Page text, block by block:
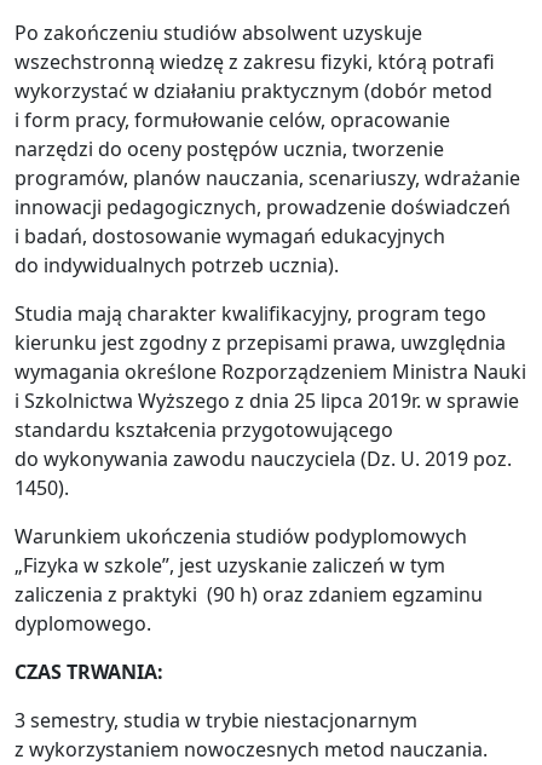
Po zakończeniu studiów absolwent uzyskuje
wszechstronną wiedzę z zakresu fizyki, którą potrafi
wykorzystać w działaniu praktycznym (dobór metod
i form pracy, formułowanie celów, opracowanie
narzędzi do oceny postępów ucznia, tworzenie
programów, planów nauczania, scenariuszy, wdrażanie
innowacji pedagogicznych, prowadzenie doświadczeń
i badań, dostosowanie wymagań edukacyjnych
do indywidualnych potrzeb ucznia).
Studia mają charakter kwalifikacyjny, program tego
kierunku jest zgodny z przepisami prawa, uwzględnia
wymagania określone Rozporządzeniem Ministra Nauki
i Szkolnictwa Wyższego z dnia 25 lipca 2019r. w sprawie
standardu kształcenia przygotowującego
do wykonywania zawodu nauczyciela (Dz. U. 2019 poz.
1450).
Warunkiem ukończenia studiów podyplomowych
„Fizyka w szkole”, jest uzyskanie zaliczeń w tym
zaliczenia z praktyki (90 h) oraz zdaniem egzaminu
dyplomowego.
CZAS TRWANIA:
3 semestry, studia w trybie niestacjonarnym
z wykorzystaniem nowoczesnych metod nauczania.